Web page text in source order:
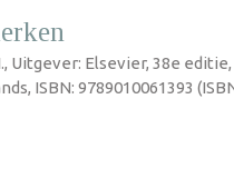
Uitgever: Elsevier, 38e
ISBN: 9789010061393